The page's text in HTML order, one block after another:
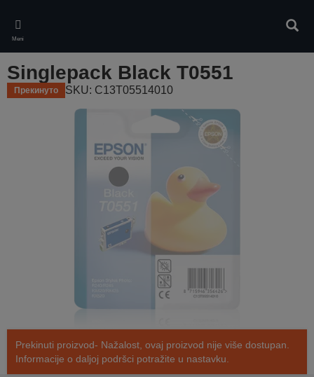
main
content
Meni
Singlepack Black T0551
Прекинуто SKU: C13T05514010
Prekinuti proizvod- Nažalost, ovaj proizvod nije više dostupan.
Informacije o daljoj podršci potražite u nastavku.